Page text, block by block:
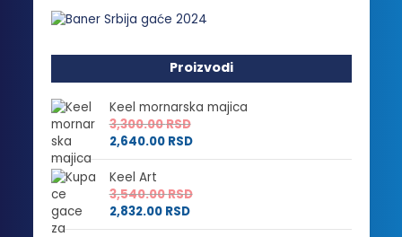
Proizvodi
Keel mornarska majica
3,300.00RSD
2,640.00 RSD
Keel Art
3,540.00RSD
2,832.00 RSD